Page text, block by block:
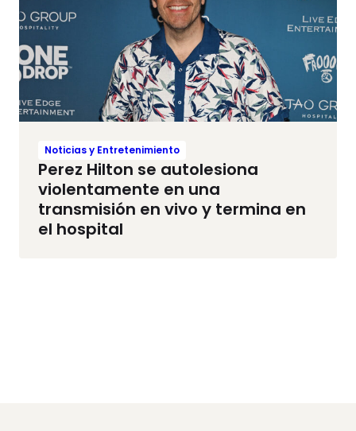
Noticias y Entretenimiento
Perez Hilton se autolesiona
violentamente en una
transmisión en vivo y termina en
el hospital